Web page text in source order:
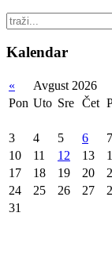
Kalendar
« Avgust 2026
Pon Uto Sre Čet
3
4 5 6 7
10
11 12 13
17
18 19 20
24
25 26 27
31